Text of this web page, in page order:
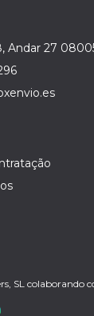
Andar 27
SL colaborando